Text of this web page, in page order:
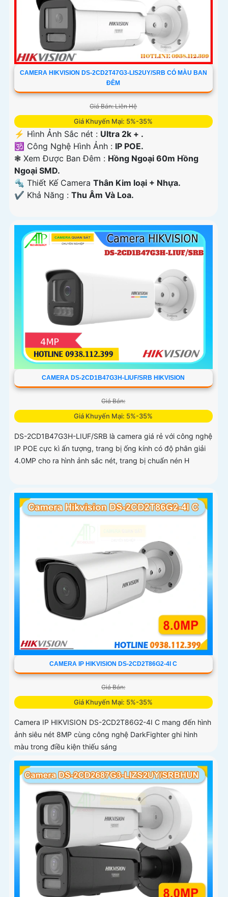
CAMERA HIKVISION DS-2CD2T47G3-LIS2UY/SRB CÓ MÀU BAN
ĐÊM
Giá Bán: Liên Hệ
Giá Khuyến Mại: 5%-35%
️⚡ Hình Ảnh Sắc nét : Ultra 2k + .
🕉️ Công Nghệ Hình Ảnh : IP POE.
❃ Xem Được Ban Đêm : Hồng Ngoại 60m Hồng
Ngoại SMD.
🔩 Thiết Kế Camera Thân Kim loại + Nhựa.
️✔️ Khả Năng : Thu Âm Và Loa.
CAMERA DS-2CD1B47G3H-LIUF/SRB HIKVISION
Giá Bán:
Giá Khuyến Mại: 5%-35%
DS-2CD1B47G3H-LIUF/SRB là camera giá rẻ với công nghệ
IP POE cực kì ấn tượng, trang bị ống kính có độ phân giải
4.0MP cho ra hình ảnh sắc nét, trang bị chuẩn nén H
CAMERA IP HIKVISION DS-2CD2T86G2-4I C
Giá Bán:
Giá Khuyến Mại: 5%-35%
Camera IP HIKVISION DS-2CD2T86G2-4I C mang đến hình
ảnh siêu nét 8MP cùng công nghệ DarkFighter ghi hình
màu trong điều kiện thiếu sáng